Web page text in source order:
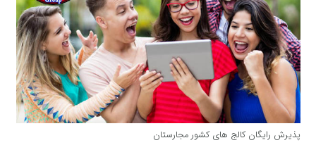
پذیرش رایگان کالج های کشور مجارستان